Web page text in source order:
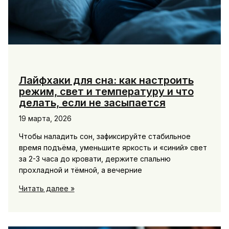
Лайфхаки для сна: как настроить
режим, свет и температуру и что
делать, если не засыпается
19 марта, 2026
Чтобы наладить сон, зафиксируйте стабильное
время подъёма, уменьшите яркость и «синий» свет
за 2-3 часа до кровати, держите спальню
прохладной и тёмной, а вечерние
Лайфхаки
Читать далее »